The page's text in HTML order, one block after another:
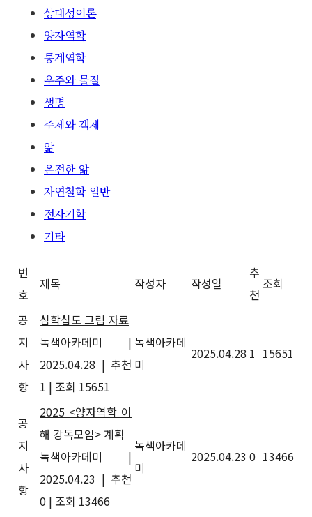
상대성이론
양자역학
통계역학
우주와 물질
생명
주체와 객체
앎
온전한 앎
자연철학 일반
전자기학
기타
번
호
제목 작성자 작성일
추
천
조회
공
지
사
항
심학십도 그림 자료
녹색아카데미
|
2025.04.28 | 추천
1 | 조회 15651
녹색아카데
미
2025.04.28 1 15651
공
지
사
항
2025 <양자역학 이
해 강독모임> 계획
녹색아카데미
|
2025.04.23 | 추천
0 | 조회 13466
녹색아카데
미
2025.04.23 0 13466